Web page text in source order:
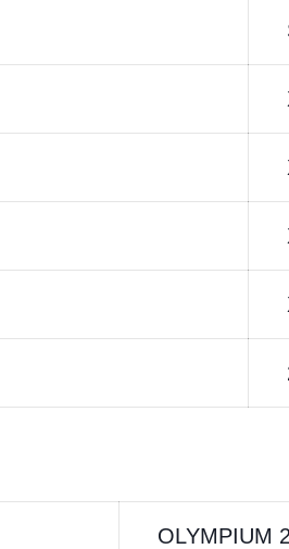
OLYMPIUM